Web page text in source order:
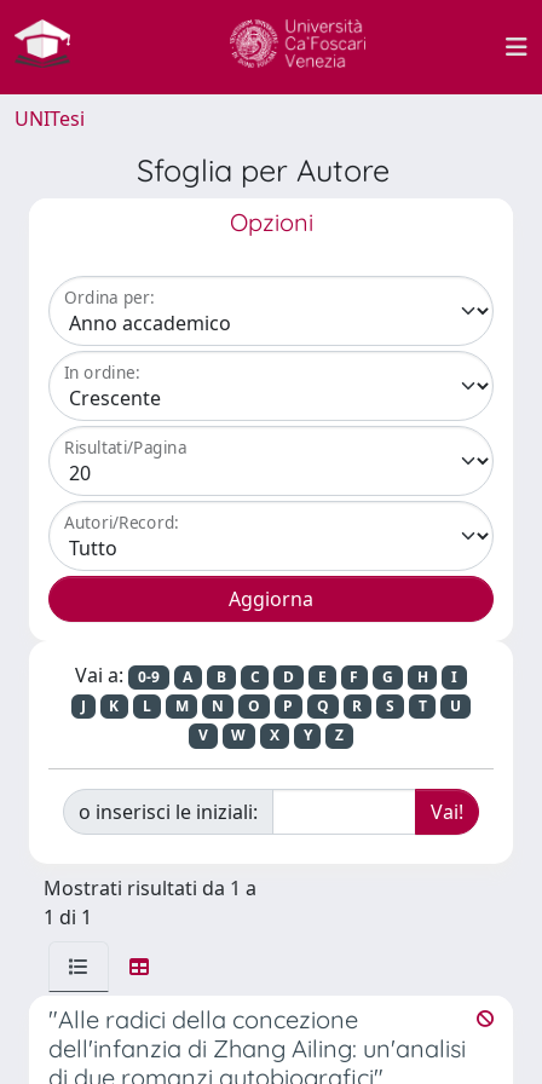
UNITesi
Sfoglia per Autore
Opzioni
Ordina per:
In ordine:
Risultati/Pagina
Autori/Record:
Vai a: 0-9 A B C D E F G H
I
J
K L M N O P Q R S T
U
V
W X Y Z
o inserisci le iniziali:
Mostrati risultati da 1 a
1 di 1
"Alle radici della concezione
dell'infanzia di Zhang Ailing: un'analisi
di due romanzi autobiografici".